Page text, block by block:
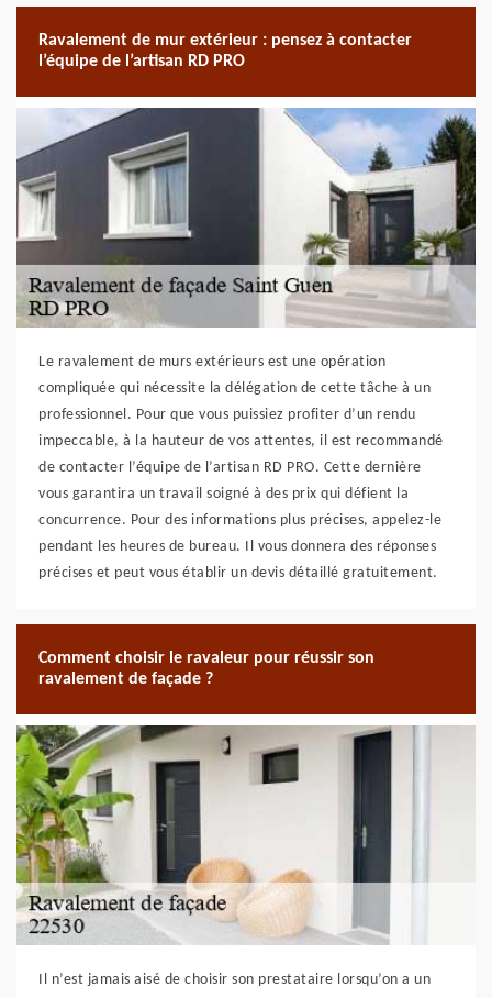
Ravalement de mur extérieur : pensez à contacter
l’équipe de l’artisan RD PRO
Le ravalement de murs extérieurs est une opération
compliquée qui nécessite la délégation de cette tâche à un
professionnel. Pour que vous puissiez profiter d’un rendu
impeccable, à la hauteur de vos attentes, il est recommandé
de contacter l’équipe de l’artisan RD PRO. Cette dernière
vous garantira un travail soigné à des prix qui défient la
concurrence. Pour des informations plus précises, appelez-le
pendant les heures de bureau. Il vous donnera des réponses
précises et peut vous établir un devis détaillé gratuitement.
Comment choisir le ravaleur pour réussir son
ravalement de façade ?
Il n’est jamais aisé de choisir son prestataire lorsqu’on a un